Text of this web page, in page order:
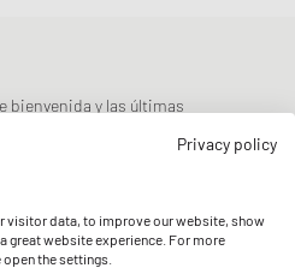
bienvenida y las últimas
Privacy policy
visitor data, to improve our website, show
great website experience. For more
the settings.